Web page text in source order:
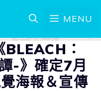
MENU
：
-》確定7月
海報＆宣傳